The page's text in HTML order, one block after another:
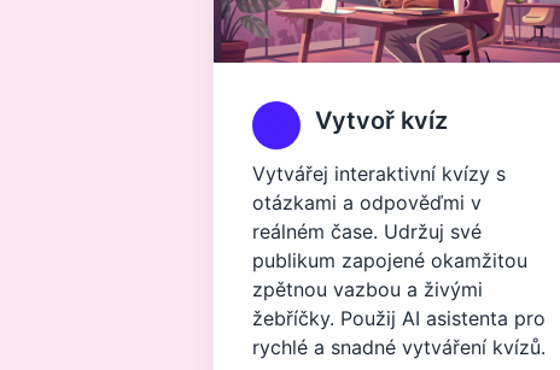
Vytvoř kvíz
Vytvářej interaktivní kvízy s
otázkami a odpověďmi v
reálném čase. Udržuj své
publikum zapojené okamžitou
zpětnou vazbou a živými
žebříčky. Použij AI asistenta pro
rychlé a snadné vytváření kvízů.